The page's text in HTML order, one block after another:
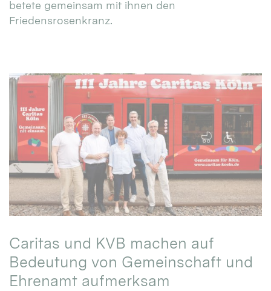
betete gemeinsam mit ihnen den
Friedensrosenkranz.
Caritas und KVB machen auf
Bedeutung von Gemeinschaft und
Ehrenamt aufmerksam